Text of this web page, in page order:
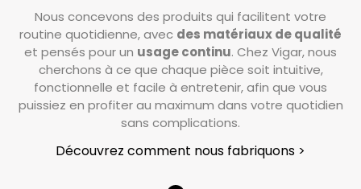
Nous concevons des produits qui facilitent votre
routine quotidienne, avec des matériaux de qualité
et pensés pour un usage continu. Chez Vigar, nous
cherchons à ce que chaque pièce soit intuitive,
fonctionnelle et facile à entretenir, afin que vous
puissiez en profiter au maximum dans votre quotidien
sans complications.
Découvrez comment nous fabriquons >